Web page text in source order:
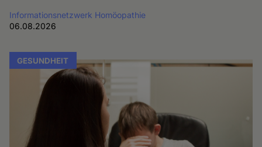
Informationsnetzwerk Homöopathie
06.08.2026
GESUNDHEIT